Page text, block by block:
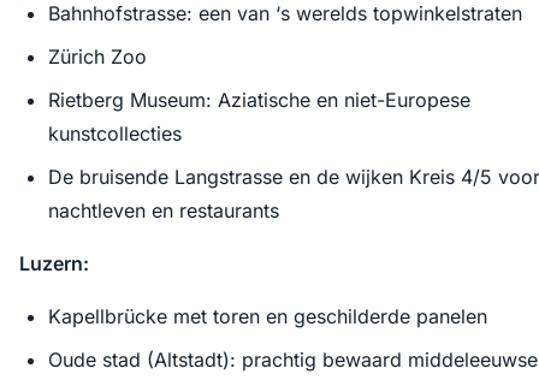
Bahnhofstrasse: een van ‘s werelds topwinkelstraten
Zürich Zoo
Rietberg Museum: Aziatische en niet-Europese
kunstcollecties
De bruisende Langstrasse en de wijken Kreis 4/5 voor
nachtleven en restaurants
Luzern:
Kapellbrücke met toren en geschilderde panelen
Oude stad (Altstadt): prachtig bewaard middeleeuwse